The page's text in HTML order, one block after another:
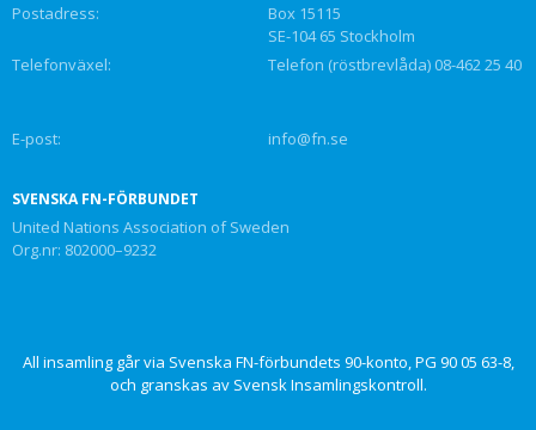
Postadress:
Box 15115
SE-104 65 Stockholm
Telefonväxel:
Telefon (röstbrevlåda) 08-462 25 40
E-post: info@fn.se
SVENSKA FN-FÖRBUNDET
United Nations Association of Sweden
Org.nr: 802000–9232
All insamling går via Svenska FN-förbundets 90-konto, PG 90 05 63-8,
och granskas av Svensk Insamlingskontroll.